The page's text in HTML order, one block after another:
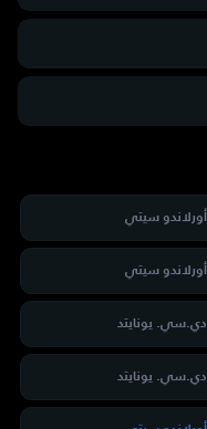
أورلاندو سيتي
أورلاندو سيتي
دي.سي. يونايتد
دي.سي. يونايتد